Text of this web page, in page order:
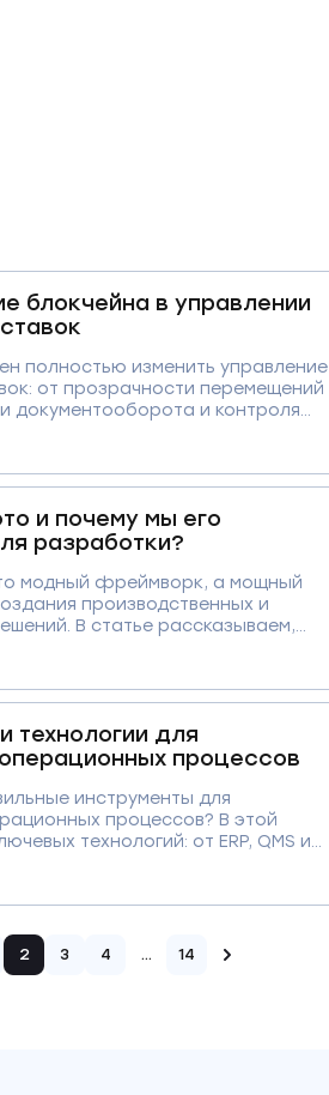
блокчейна в управлении
полностью изменить управление
от прозрачности перемещений
документооборота и контроля
снижает издержки,
и ускоряет логистику — и что
и почему мы его
разработки?
модный фреймворк, а мощный
производственных и
В статье рассказываем,
интерфейсов: от высокой
и кросс-платформенности до
С реальными кейсами,
внедрения.
технологии для
процессов
инструменты для
процессов? В этой
технологий: от ERP, QMS и
вместе, какие задачи
производственным
процессы.
2 3 4 ... 14